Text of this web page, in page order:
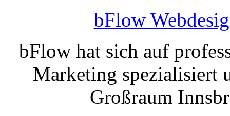
bFlow
bFlow hat sich auf
Marketing spezialisiert
Großraum